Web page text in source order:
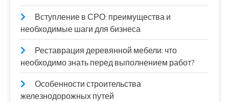
Вступление в СРО: преимущества и
необходимые шаги для бизнеса
Реставрация деревянной мебели: что
необходимо знать перед выполнением работ?
Особенности строительства
железнодорожных путей